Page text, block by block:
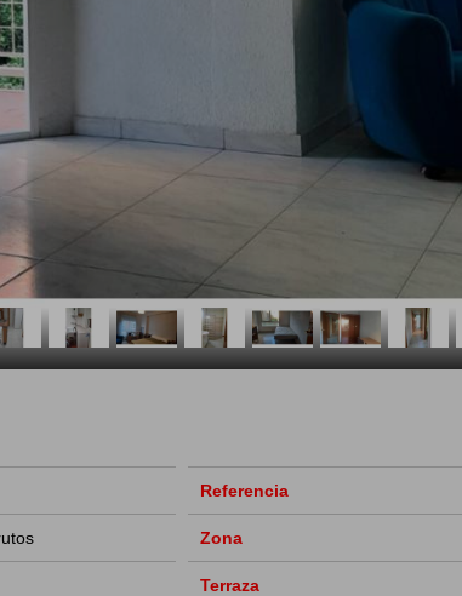
Referencia
Zona
Terraza